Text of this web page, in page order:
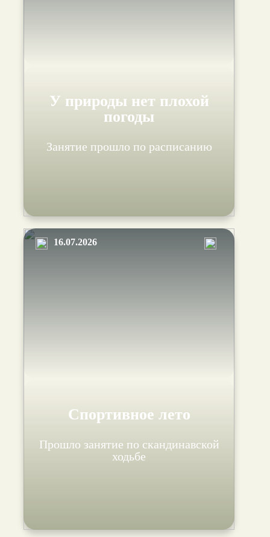
У природы нет плохой
погоды
Занятие прошло по расписанию
16.07.2026
Спортивное лето
Прошло занятие по скандинавской
ходьбе